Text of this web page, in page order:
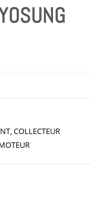
COLLECTEUR